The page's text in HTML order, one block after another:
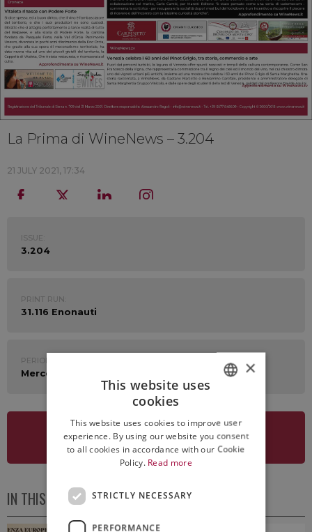
La Prima di WineNews – 3.204
21 JULY 2021, 17:34
ISSUE:
3.204
PRINT RUN:
31.116 Enonauti
PERIOD:
Mercoledì 21 Luglio 2021
SEE NEWSLETTER
IN THIS ISSUE
ENGLISH
×
This website uses
cookies
This website uses cookies to improve user
experience. By using our website you consent
to all cookies in accordance with our Cookie
Policy. Read more
STRICTLY NECESSARY
PERFORMANCE